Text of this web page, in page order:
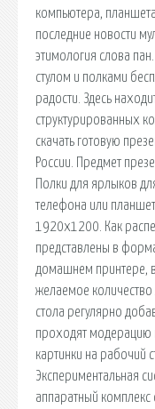
компьютера,
последние новости
этимология слова
стулом и полками
радости. Здесь
структурированных
скачать готовую
России. Предмет
Полки для ярлыков
телефона или
1920x1200. Как
представлены в
домашнем принтере,
желаемое
стола регулярно
проходят модерацию
картинки на рабочий
Экспериментальная
аппаратный